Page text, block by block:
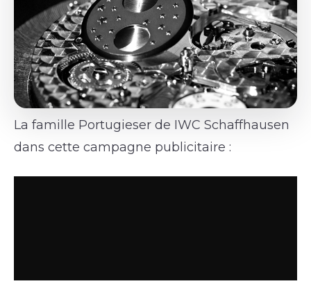
La famille Portugieser de IWC Schaffhausen
dans cette campagne publicitaire :